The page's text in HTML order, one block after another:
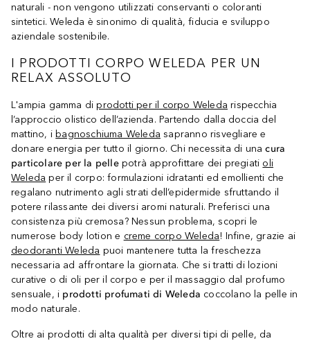
naturali - non vengono utilizzati conservanti o coloranti
sintetici. Weleda è sinonimo di qualità, fiducia e sviluppo
aziendale sostenibile.
I PRODOTTI CORPO WELEDA PER UN
RELAX ASSOLUTO
L'ampia gamma diprodotti per il corpo Weleda rispecchia
l’approccio olistico dell’azienda. Partendo dalla doccia del
mattino, i bagnoschiuma Weleda sapranno risvegliare e
donare energia per tutto il giorno. Chi necessita di una cura
particolare per la pellepotrà approfittare dei pregiati oli
Weleda per il corpo: formulazioni idratanti ed emollienti che
regalano nutrimento agli strati dell’epidermide sfruttando il
potere rilassante dei diversi aromi naturali. Preferisci una
consistenza più cremosa? Nessun problema, scopri le
numerose body lotion e creme corpo Weleda! Infine, grazie ai
deodoranti Weleda puoi mantenere tutta la freschezza
necessaria ad affrontare la giornata. Che si tratti di lozioni
curative o di oli per il corpo e per il massaggio dal profumo
sensuale, i prodotti profumati di Weleda coccolano la pelle in
modo naturale.
Oltre ai prodotti di alta qualità per diversi tipi di pelle, da